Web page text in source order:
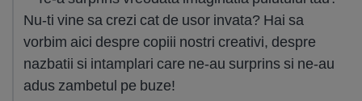
Nu-ti vine sa crezi cat de usor invata? Hai sa
vorbim aici despre copiii nostri creativi, despre
nazbatii si intamplari care ne-au surprins si ne-au
adus zambetul pe buze!